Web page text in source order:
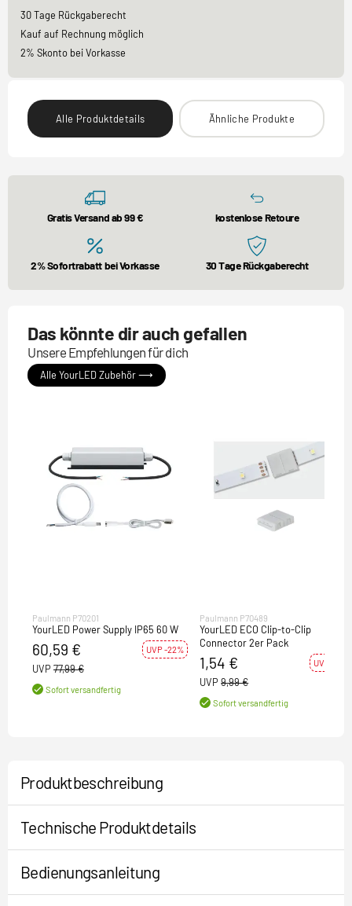
30 Tage Rückgaberecht
Kauf auf Rechnung möglich
2% Skonto bei Vorkasse
Alle Produktdetails Ähnliche Produkte
Gratis Versand ab 99 € kostenlose Retoure
2% Sofortrabatt bei Vorkasse 30 Tage Rückgaberecht
Das könnte dir auch gefallen
Unsere Empfehlungen für dich
Alle YourLED Zubehör ⟶
Paulmann P70201
YourLED Power Supply IP65 60 W
60,59 € UVP -22%
UVP 77,99 €
Sofort versandfertig
Paulmann P70489
YourLED ECO Clip-to-Clip
Connector 2er Pack
1,54 € UVP -85%
UVP 9,99 €
Sofort versandfertig
Produktbeschreibung
Technische Produktdetails
Bedienungsanleitung